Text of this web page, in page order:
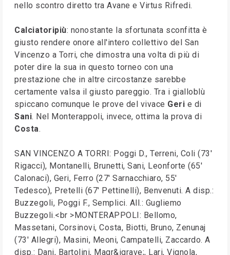
nello scontro diretto tra Avane e Virtus Rifredi.
Calciatoripiù: nonostante la sfortunata sconfitta è
giusto rendere onore all'intero collettivo del San
Vincenzo a Torri, che dimostra una volta di più di
poter dire la sua in questo torneo con una
prestazione che in altre circostanze sarebbe
certamente valsa il giusto pareggio. Tra i gialloblù
spiccano comunque le prove del vivace Geri e di
Sani. Nel Monterappoli, invece, ottima la prova di
Costa.
SAN VINCENZO A TORRI: Poggi D., Terreni, Coli (73'
Rigacci), Montanelli, Brunetti, Sani, Leonforte (65'
Calonaci), Geri, Ferro (27' Sarnacchiaro, 55'
Tedesco), Pretelli (67' Pettinelli), Benvenuti. A disp.:
Buzzegoli, Poggi F., Semplici. All.: Gugliemo
Buzzegoli.<br >MONTERAPPOLI: Bellomo,
Massetani, Corsinovi, Costa, Biotti, Bruno, Zenunaj
(73' Allegri), Masini, Meoni, Campatelli, Zaccardo. A
disp.: Dani, Bartolini, Magr&igrave;, Lari, Vignola,